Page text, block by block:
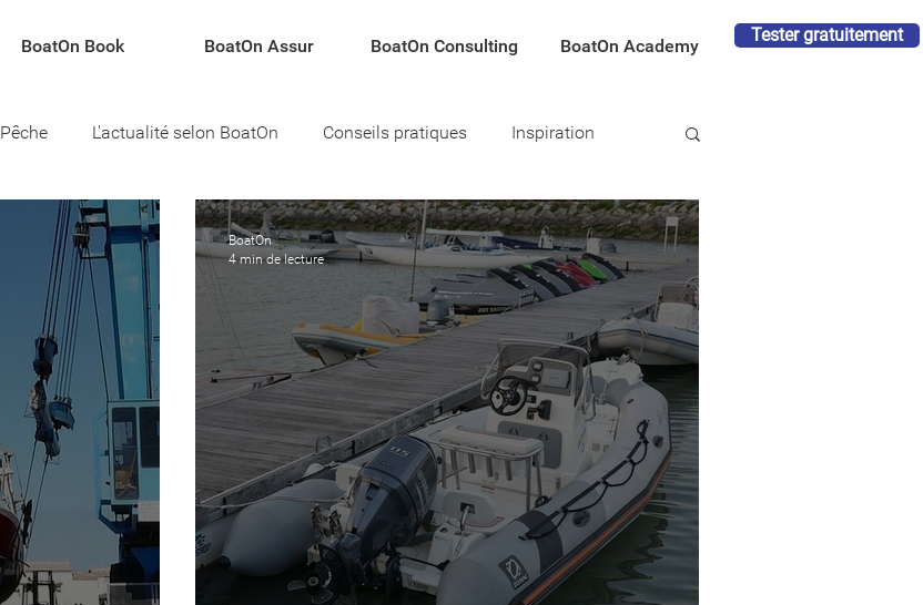
BoatOn Book BoatOn Assur BoatOn Consulting BoatOn Academy
Tester gratuitement
Pêche L'actualité selon BoatOn Conseils pratiques Inspiration
BoatOn
4 min de lecture